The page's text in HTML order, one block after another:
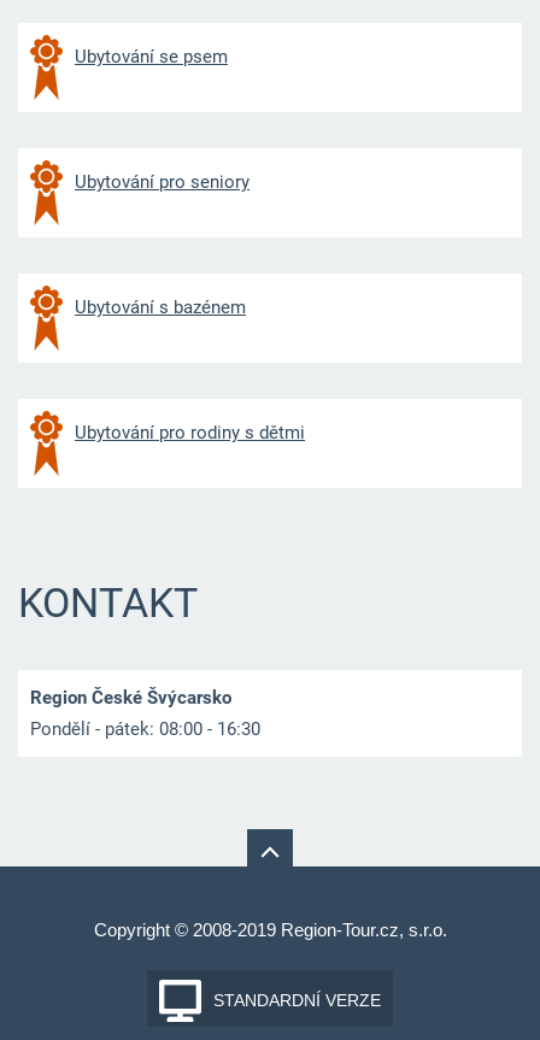
Ubytování se psem
Ubytování pro seniory
Ubytování s bazénem
Ubytování pro rodiny s dětmi
KONTAKT
Region České Švýcarsko
Pondělí - pátek: 08:00 - 16:30
Copyright © 2008-2019 Region-Tour.cz, s.r.o.
STANDARDNÍ VERZE